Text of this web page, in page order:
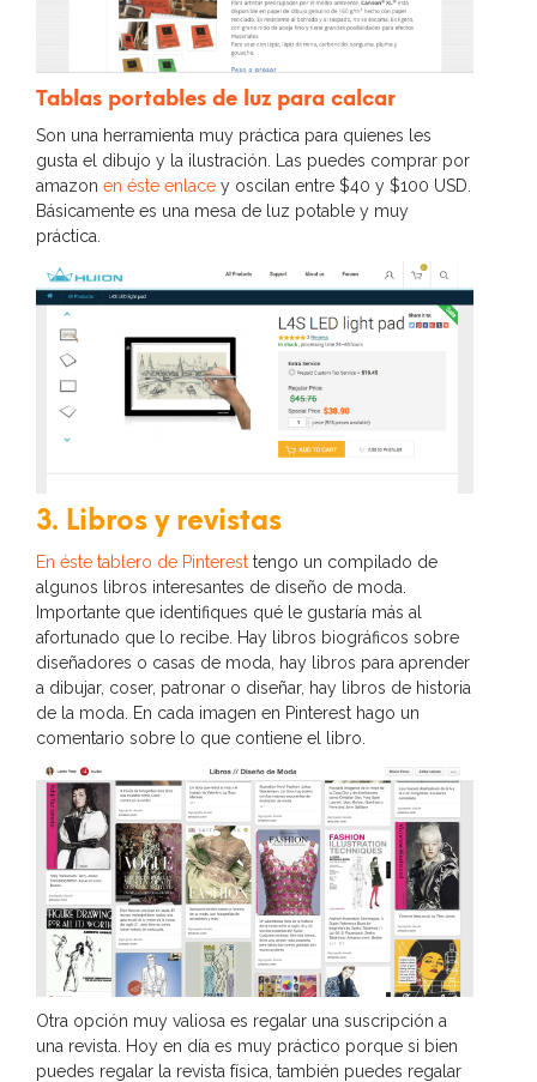
Tablas portables de luz para calcar
Son una herramienta muy práctica para quienes les
gusta el dibujo y la ilustración. Las puedes comprar por
amazon en éste enlace y oscilan entre $40 y $100 USD.
Básicamente es una mesa de luz potable y muy
práctica.
3. Libros y revistas
En éste tablero de Pinterest tengo un compilado de
algunos libros interesantes de diseño de moda.
Importante que identifiques qué le gustaría más al
afortunado que lo recibe. Hay libros biográficos sobre
diseñadores o casas de moda, hay libros para aprender
a dibujar, coser, patronar o diseñar, hay libros de historia
de la moda. En cada imagen en Pinterest hago un
comentario sobre lo que contiene el libro.
Otra opción muy valiosa es regalar una suscripción a
una revista. Hoy en día es muy práctico porque si bien
puedes regalar la revista física, también puedes regalar